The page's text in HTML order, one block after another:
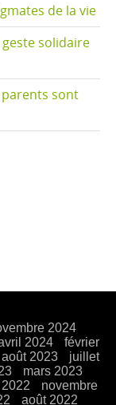
de la vie
solidaire
sont
2024
2024
février
août 2023
juillet
mars 2023
novembre
août 2022